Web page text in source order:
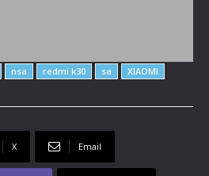
nsa redmi k30 sa XIAOMI
X Email